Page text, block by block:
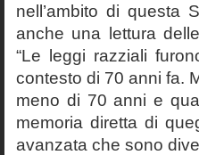
nell’ambito di questa
anche una lettura
“Le leggi razziali
contesto di 70 anni fa.
meno di 70 anni e
memoria diretta di
avanzata che sono